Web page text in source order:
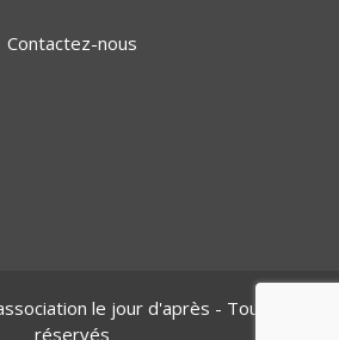
Contactez-nous
le jour d'après - Tous droit
réservés